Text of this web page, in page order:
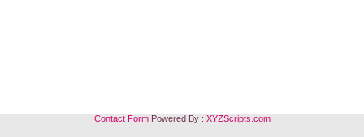
Contact FormPowered By : XYZScripts.com